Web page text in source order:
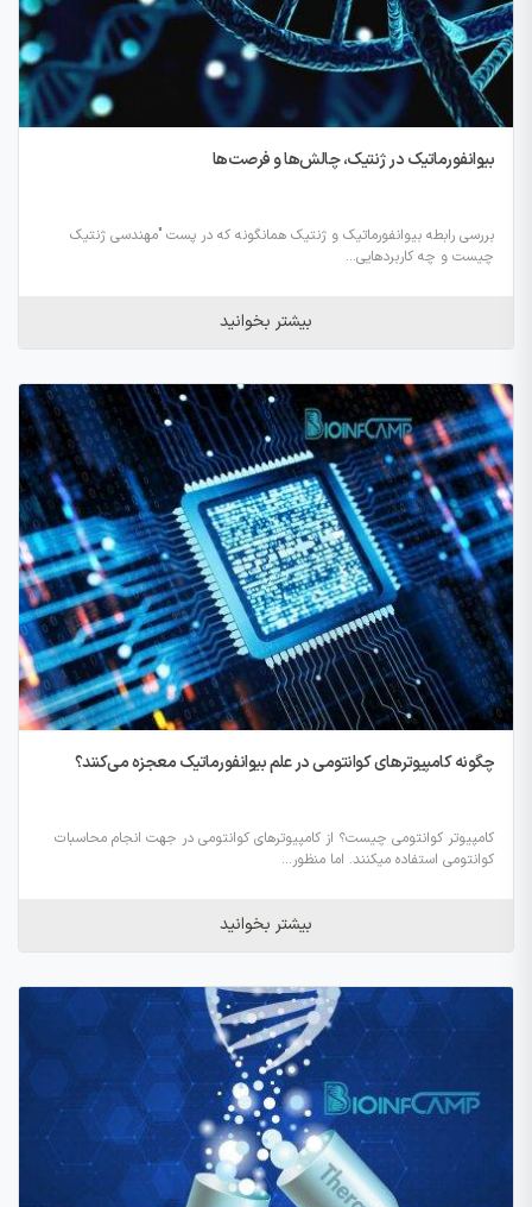
بیوانفورماتیک در ژنتیک، چالش‌ها و فرصت‌ها
بررسی رابطه بیوانفورماتیک و ژنتیک همانگونه که در پست "مهندسی ژنتیک
چیست و چه کاربردهایی...
بیشتر بخوانید
چگونه کامپیوترهای کوانتومی در علم بیوانفورماتیک معجزه می‌کنند؟
کامپیوتر کوانتومی چیست؟ از کامپیوترهای کوانتومی در جهت انجام محاسبات
کوانتومی استفاده می­کنند. اما منظور...
بیشتر بخوانید